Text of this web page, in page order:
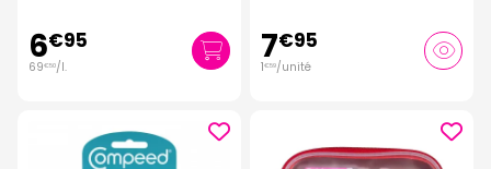
6€95
69€50/l. 7€95
1€59/unité